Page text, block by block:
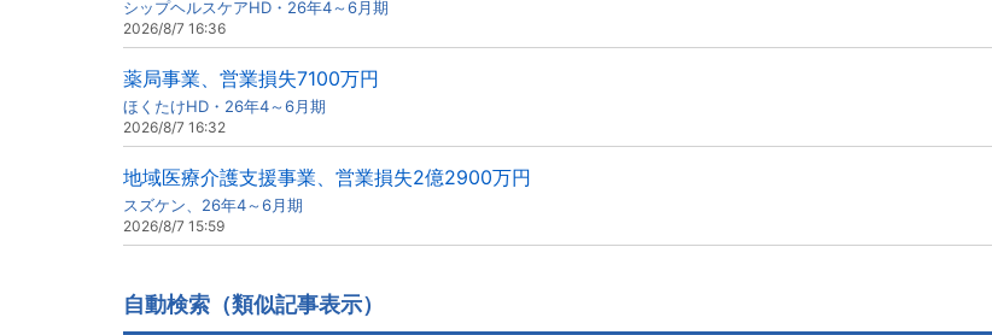
シップヘルスケアHD・26年4～6月期
2026/8/7 16:36
薬局事業、営業損失7100万円
ほくたけHD・26年4～6月期
2026/8/7 16:32
地域医療介護支援事業、営業損失2億2900万円
スズケン、26年4～6月期
2026/8/7 15:59
自動検索（類似記事表示）